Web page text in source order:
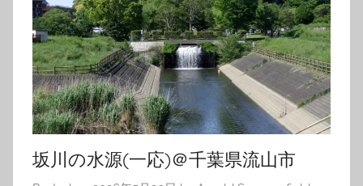
坂川の水源(一応)＠千葉県流山市